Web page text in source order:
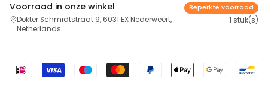
Voorraad in onze winkel
Dokter Schmidtstraat 9, 6031 EX Nederweert,
Netherlands
Beperkte voorraad
1 stuk(s)